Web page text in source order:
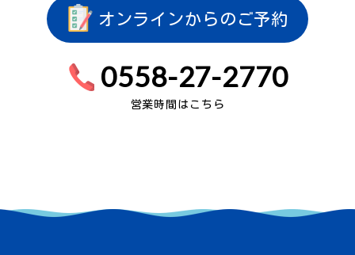
オンラインからのご予約
0558-27-2770
営業時間はこちら